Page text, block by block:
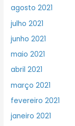
agosto 2021
julho 2021
junho 2021
maio 2021
abril 2021
março 2021
fevereiro 2021
janeiro 2021